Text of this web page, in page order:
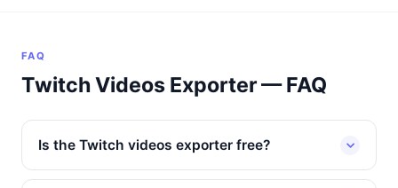
FAQ
Twitch Videos Exporter — FAQ
Is the Twitch videos exporter free?